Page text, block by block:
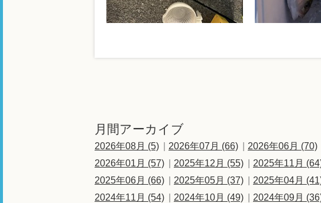
月間アーカイブ
2026年08月 (5) 2026年07月 (66) 2026年06月 (70)
2026年01月 (57)
2025年12月 (55) 2025年11月
2025年06月 (66)
2025年05月 (37) 2025年04月
2024年11月 (54)
2024年10月 (49) 2024年09月